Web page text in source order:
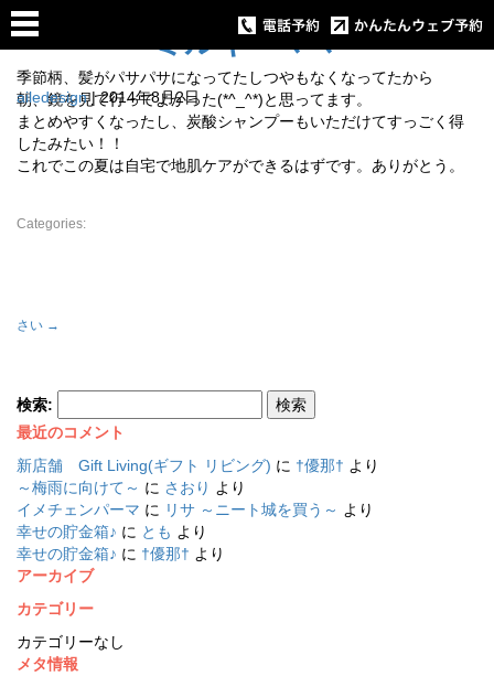
ミルキーママ
ailedesign |2014年8月2日
季節柄、髪がパサパサになってたしつやもなくなってたから
朝、鏡を見て行ってよかった(*^_^*)と思ってます。
まとめやすくなったし、炭酸シャンプーもいただけてすっごく得
したみたい！！
これでこの夏は自宅で地肌ケアができるはずです。ありがとう。
Categories:
さい →
検索:
最近のコメント
新店舗 Gift Living(ギフト リビング) に †優那† より
～梅雨に向けて～ に さおり より
イメチェンパーマ に リサ ～ニート城を買う～ より
幸せの貯金箱♪ に とも より
幸せの貯金箱♪ に †優那† より
アーカイブ
カテゴリー
カテゴリーなし
メタ情報